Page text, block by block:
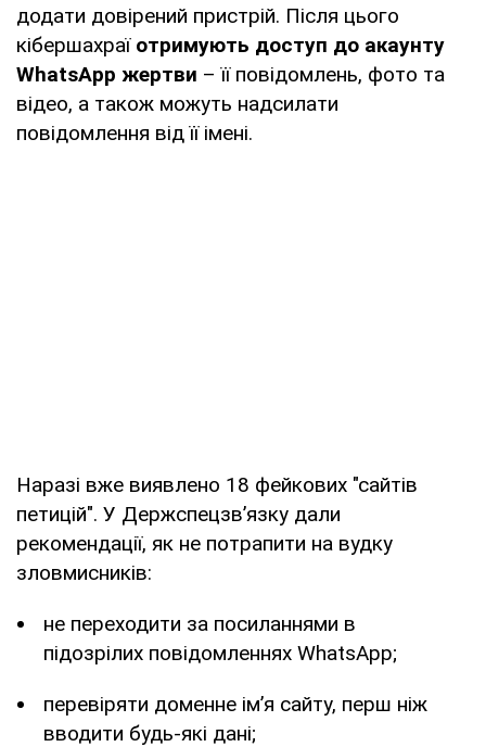
додати довірений пристрій. Після цього
кібершахраї отримують доступ до акаунту
WhatsApp жертви – її повідомлень, фото та
відео, а також можуть надсилати
повідомлення від її імені.
Наразі вже виявлено 18 фейкових "сайтів
петицій". У Держспецзв’язку дали
рекомендації, як не потрапити на вудку
зловмисників:
не переходити за посиланнями в
підозрілих повідомленнях WhatsApp;
перевіряти доменне ім’я сайту, перш ніж
вводити будь-які дані;